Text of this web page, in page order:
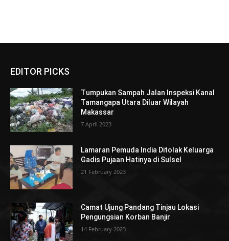
EDITOR PICKS
Tumpukan Sampah Jalan Inspeksi Kanal
Tamangapa Utara Diluar Wilayah
Makassar
7 April 2023
Lamaran Pemuda India Ditolak Keluarga
Gadis Pujaan Hatinya di Sulsel
21 February 2023
Camat Ujung Pandang Tinjau Lokasi
Pengungsian Korban Banjir
14 February 2023